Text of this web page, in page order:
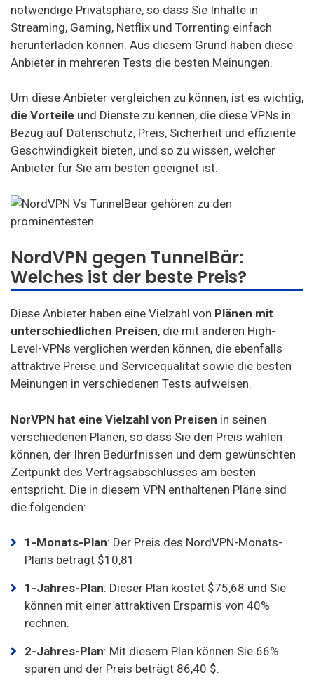
notwendige Privatsphäre, so dass Sie Inhalte in
Streaming, Gaming, Netflix und Torrenting einfach
herunterladen können. Aus diesem Grund haben diese
Anbieter in mehreren Tests die besten Meinungen.
Um diese Anbieter vergleichen zu können, ist es wichtig,
die Vorteile und Dienste zu kennen, die diese VPNs in
Bezug auf Datenschutz, Preis, Sicherheit und effiziente
Geschwindigkeit bieten, und so zu wissen, welcher
Anbieter für Sie am besten geeignet ist.
NordVPN gegen TunnelBär:
Welches ist der beste Preis?
Diese Anbieter haben eine Vielzahl von Plänen mit
unterschiedlichen Preisen, die mit anderen High-
Level-VPNs verglichen werden können, die ebenfalls
attraktive Preise und Servicequalität sowie die besten
Meinungen in verschiedenen Tests aufweisen.
NorVPN hat eine Vielzahl von Preisen in seinen
verschiedenen Plänen, so dass Sie den Preis wählen
können, der Ihren Bedürfnissen und dem gewünschten
Zeitpunkt des Vertragsabschlusses am besten
entspricht. Die in diesem VPN enthaltenen Pläne sind
die folgenden:
1-Monats-Plan: Der Preis des NordVPN-Monats-
Plans beträgt $10,81
1-Jahres-Plan: Dieser Plan kostet $75,68 und Sie
können mit einer attraktiven Ersparnis von 40%
rechnen.
2-Jahres-Plan: Mit diesem Plan können Sie 66%
sparen und der Preis beträgt 86,40 $.